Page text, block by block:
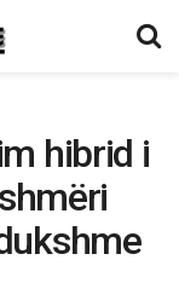
hibrid i